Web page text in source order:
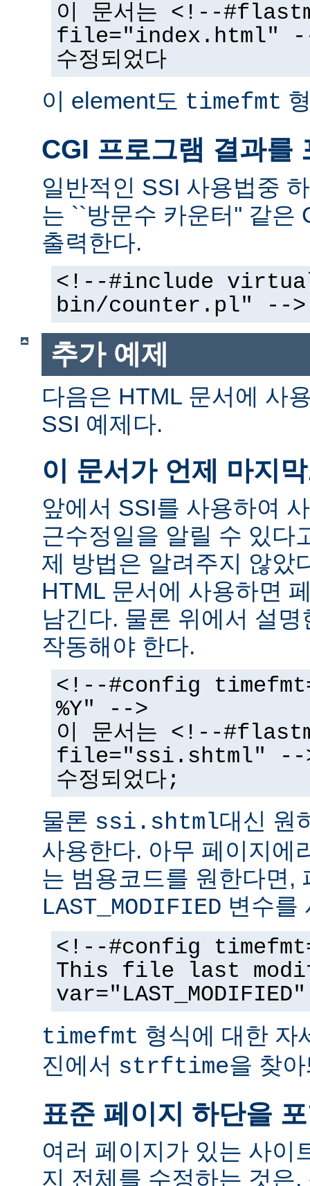
이 문서는 <!--
file="index.html" --
수정되었다
이 element도 timefmt
CGI 프로그램 결과를
일반적인 SSI 사용법중
는 ``방문수 카운터'' 같은
출력한다.
<!--#include
bin/counter.pl" -->
추가 예제
다음은 HTML 문서에 사
SSI 예제다.
이 문서가 언제 마지
앞에서 SSI를 사용하여
근수정일을 알릴 수 있다
제 방법은 알려주지 않았
HTML 문서에 사용하면
남긴다. 물론 위에서 설
작동해야 한다.
<!--#config
%Y" -->
이 문서는 <!--
file="ssi.shtml" -->
수정되었다;
물론 ssi.shtml대신 원
사용한다. 아무 페이지에
는 범용코드를 원한다면,
LAST_MODIFIED 변수를
<!--#config
This file last
timefmt 형식에 대한 자
진에서 strftime을 찾
표준 페이지 하단을
여러 페이지가 있는 사이
지 전체를 수정하는 것은